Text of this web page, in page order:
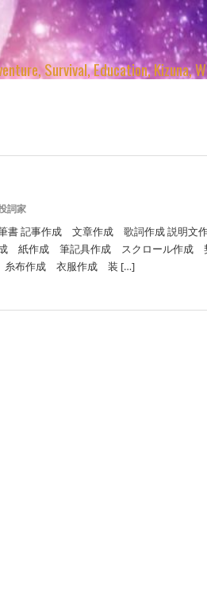
Survival, Education,
詞家
書 記事作成 文章作成 歌詞作成 説明
成 紙作成 筆記具作成 スクロール作成
糸布作成 衣服作成 装 […]